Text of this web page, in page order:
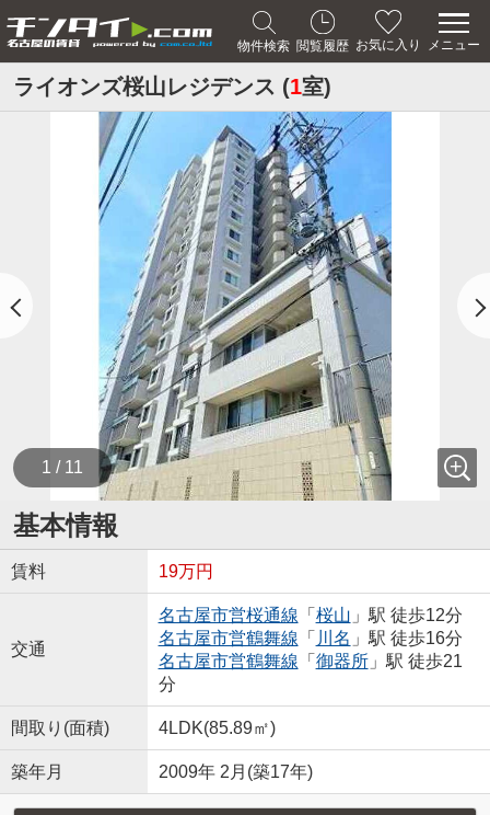
物件検索 閲覧履歴 お気に入り メニュー
ライオンズ桜山レジデンス (1室)
1 / 11
基本情報
賃料 19万円
交通
名古屋市営桜通線 「 桜山 」駅 徒歩12分
名古屋市営鶴舞線 「 川名 」駅 徒歩16分
名古屋市営鶴舞線 「 御器所」駅 徒歩21
分
間取り(面積) 4LDK(85.89㎡)
築年月 2009年 2月(築17年)